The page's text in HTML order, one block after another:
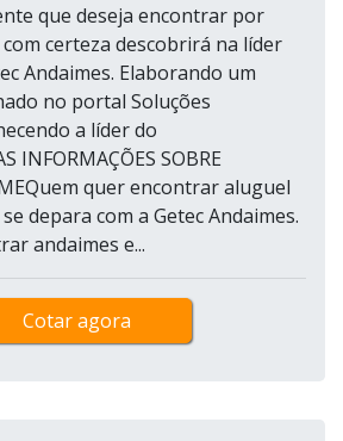
que deseja encontrar por
certeza descobrirá na líder
Andaimes. Elaborando um
no portal Soluções
a líder do
INFORMAÇÕES SOBRE
quer encontrar aluguel
depara com a Getec Andaimes.
andaimes e...
Cotar agora